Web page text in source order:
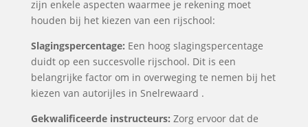
zijn enkele aspecten waarmee je rekening moet
houden bij het kiezen van een rijschool:
Slagingspercentage: Een hoog slagingspercentage
duidt op een succesvolle rijschool. Dit is een
belangrijke factor om in overweging te nemen bij het
kiezen van autorijles in Snelrewaard .
Gekwalificeerde instructeurs: Zorg ervoor dat de